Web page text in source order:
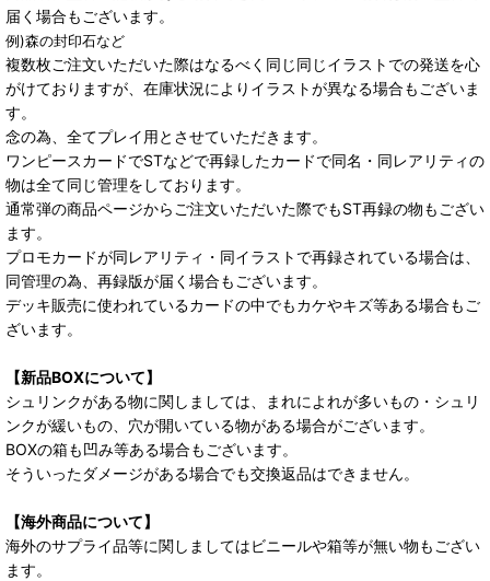
届く場合もございます。
例)森の封印石など
複数枚ご注文いただいた際はなるべく同じ同じイラストでの発送を心
がけておりますが、在庫状況によりイラストが異なる場合もございま
す。
念の為、全てプレイ用とさせていただきます。
ワンピースカードでSTなどで再録したカードで同名・同レアリティの
物は全て同じ管理をしております。
通常弾の商品ページからご注文いただいた際でもST再録の物もござい
ます。
プロモカードが同レアリティ・同イラストで再録されている場合は、
同管理の為、再録版が届く場合もございます。
デッキ販売に使われているカードの中でもカケやキズ等ある場合もご
ざいます。
【新品BOXについて】
シュリンクがある物に関しましては、まれによれが多いもの・シュリ
ンクが緩いもの、穴が開いている物がある場合がございます。
BOXの箱も凹み等ある場合もございます。
そういったダメージがある場合でも交換返品はできません。
【海外商品について】
海外のサプライ品等に関しましてはビニールや箱等が無い物もござい
ます。